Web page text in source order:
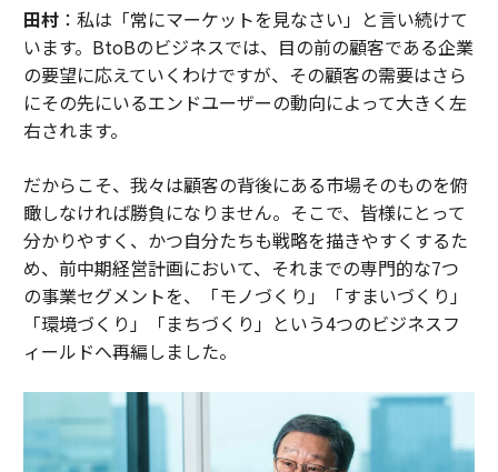
田村：私は「常にマーケットを見なさい」と言い続けて
います。BtoBのビジネスでは、目の前の顧客である企業
の要望に応えていくわけですが、その顧客の需要はさら
にその先にいるエンドユーザーの動向によって大きく左
右されます。
だからこそ、我々は顧客の背後にある市場そのものを俯
瞰しなければ勝負になりません。そこで、皆様にとって
分かりやすく、かつ自分たちも戦略を描きやすくするた
め、前中期経営計画において、それまでの専門的な7つ
の事業セグメントを、「モノづくり」「すまいづくり」
「環境づくり」「まちづくり」という4つのビジネスフ
ィールドへ再編しました。